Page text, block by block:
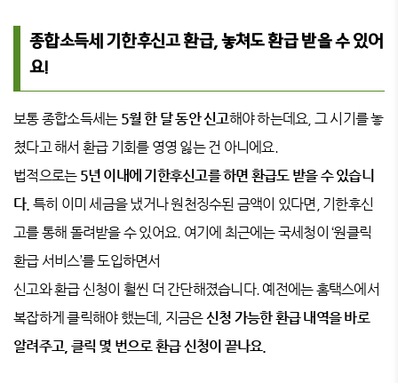
종합소득세 기한후신고 환급, 놓쳐도 환급 받을 수 있어
요!
보통 종합소득세는 5월 한 달 동안 신고해야 하는데요, 그 시기를 놓
쳤다고 해서 환급 기회를 영영 잃는 건 아니에요.
법적으로는 5년 이내에 기한후신고를 하면 환급도 받을 수 있습니
다. 특히 이미 세금을 냈거나 원천징수된 금액이 있다면, 기한후신
고를 통해 돌려받을 수 있어요. 여기에 최근에는 국세청이 ‘원클릭
환급 서비스’를 도입하면서
신고와 환급 신청이 훨씬 더 간단해졌습니다. 예전에는 홈택스에서
복잡하게 클릭해야 했는데, 지금은신청 가능한 환급 내역을 바로
알려주고, 클릭 몇 번으로 환급 신청이 끝나요.